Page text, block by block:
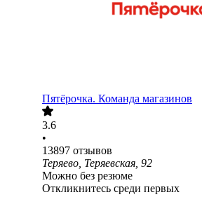
Пятёрочка. Команда магазинов
3.6
•
13897 отзывов
Теряево, Теряевская, 92
Можно без резюме
Откликнитесь среди первых